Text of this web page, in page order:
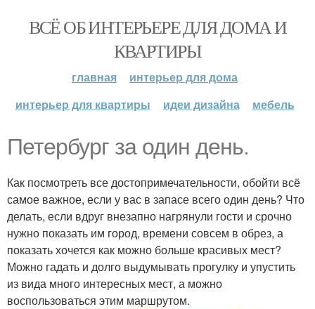
ВСЁ ОБ ИНТЕРЬЕРЕ ДЛЯ ДОМА И
КВАРТИРЫ
главная
интерьер для дома
интерьер для квартиры
идеи дизайна мебель
Петербург за один день.
Как посмотреть все достопримечательности, обойти всё
самое важное, если у вас в запасе всего один день? Что
делать, если вдруг внезапно нагрянули гости и срочно
нужно показать им город, времени совсем в обрез, а
показать хочется как можно больше красивых мест?
Можно гадать и долго выдумывать прогулку и упустить
из вида много интересных мест, а можно
воспользоваться этим маршрутом.